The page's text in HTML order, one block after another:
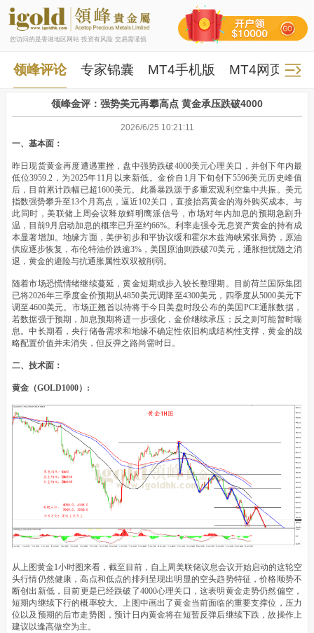
您访问的是香港地区网站 投资有风险 交易需谨慎
领峰评论 专家锦囊 MT4手机版 MT4网页版
领峰金评：强势美元再攀高点 黄金承压跌破4000
2026/6/25 10:21:11
一、基本面：
昨日现货黄金再度遭遇重挫，盘中强势跌破4000美元心理关口，并创下年内最
低位3959.2，为2025年11月以来新低。金价自1月下旬创下5596美元历史峰值
后，目前累计跌幅已超1600美元。此番暴跌源于多重宏观利空集中共振。美元
指数强势攀升至13个月高点，逼近102关口，直接抬高黄金的海外购买成本。与
此同时，美联储上周会议释放鲜明鹰派信号，市场对年内加息的预期急剧升
温，目前9月启动加息的概率已升至约66%。利率走强令无息资产黄金的持有成
本显著增加。地缘方面，美伊初步和平协议缓和霍尔木兹海峡紧张局势，原油
供应逐步恢复，布伦特油价跌逾3%，美国原油则跌破70美元，通胀担忧随之消
退，黄金的避险与抗通胀属性双双被削弱。
随着市场恐慌情绪继续蔓延，黄金短期或步入较长整理期。目前荷兰国际集团
已将2026年三季度金价预期从4850美元调降至4300美元，四季度从5000美元下
调至4600美元。市场正翘首以待将于今日美盘时段公布的美国PCE通胀数据，
若数据强于预期，加息预期将进一步强化，金价继续承压；反之则可能暂时喘
息。中长期看，央行储备需求和地缘不确定性依旧构成结构性支撑，黄金的战
略配置价值并未消失，但反弹之路尚需时日。
二、技术面：
黄金（GOLD1000）:
从上图黄金1小时图来看，截至目前，自上周美联储议息会议开始启动的这轮空
头行情仍然健康，高点和低点的排列呈现出明显的空头趋势特征，价格顺势不
断创出新低，目前更是已经跌破了4000心理关口，这表明黄金走势仍然偏空，
短期内继续下行的概率较大。上图中画出了黄金当前面临的重要支撑位，压力
位以及预期的后市走势图，预计日内黄金将在短暂反弹后继续下跌，故操作上
建议以逢高做空为主。